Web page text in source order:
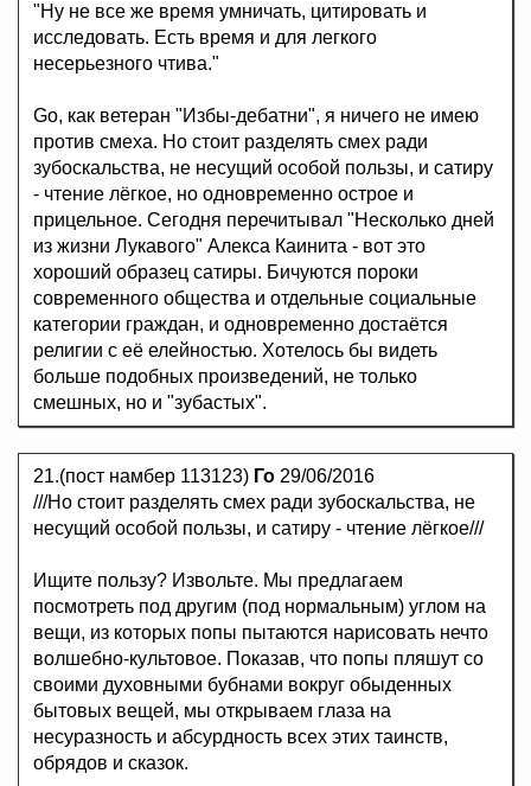
"Ну не все же время умничать, цитировать и
исследовать. Есть время и для легкого
несерьезного чтива."
Go, как ветеран "Избы-дебатни", я ничего не имею
против смеха. Но стоит разделять смех ради
зубоскальства, не несущий особой пользы, и сатиру
- чтение лёгкое, но одновременно острое и
прицельное. Сегодня перечитывал "Несколько дней
из жизни Лукавого" Алекса Каинита - вот это
хороший образец сатиры. Бичуются пороки
современного общества и отдельные социальные
категории граждан, и одновременно достаётся
религии с её елейностью. Хотелось бы видеть
больше подобных произведений, не только
смешных, но и "зубастых".
21.(пост намбер 113123) Го 29/06/2016
///Но стоит разделять смех ради зубоскальства, не
несущий особой пользы, и сатиру - чтение лёгкое///
Ищите пользу? Извольте. Мы предлагаем
посмотреть под другим (под нормальным) углом на
вещи, из которых попы пытаются нарисовать нечто
волшебно-культовое. Показав, что попы пляшут со
своими духовными бубнами вокруг обыденных
бытовых вещей, мы открываем глаза на
несуразность и абсурдность всех этих таинств,
обрядов и сказок.